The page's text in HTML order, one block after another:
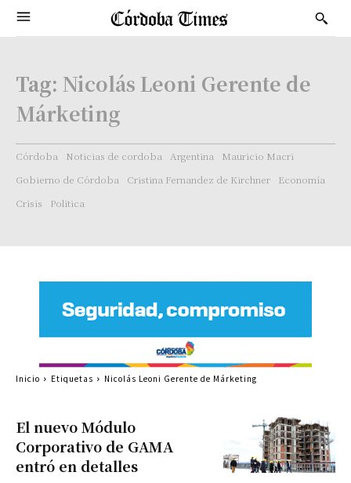
Tag: Nicolás Leoni Gerente de
Márketing
Córdoba Noticias de cordoba Argentina
Mauricio Macri
Gobierno de Córdoba
Cristina Fernandez de Kirchner
Economía
Crisis
Politica
El nuevo Módulo
Corporativo de GAMA
entró en detalles
Inicio Etiquetas Nicolás Leoni Gerente de Márketing